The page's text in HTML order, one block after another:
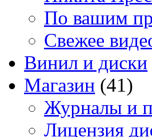
По вашим
Свежее
Винил и диски
Магазин (41)
Журналы и
Лицензия